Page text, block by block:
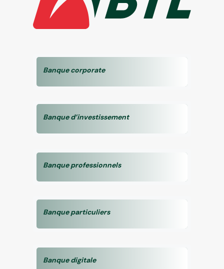
Banque corporate
Banque d’investissement
Banque professionnels
Banque particuliers
Banque digitale